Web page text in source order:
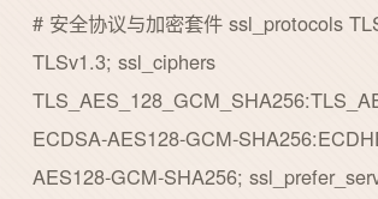
# 安全协议与加密套件 ssl_protocols
TLSv1.3; ssl_ciphers
ECDSA-AES128-GCM-
AES128-GCM-SHA256;